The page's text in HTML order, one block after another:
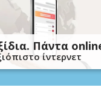
Πάντα
ίντερνετ